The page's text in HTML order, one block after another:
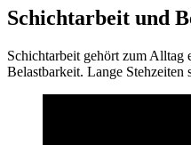
Schichtarbeit und
Schichtarbeit gehört zum Alltag
Belastbarkeit. Lange Stehzeiten